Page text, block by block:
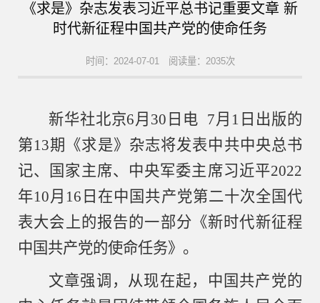
《求是》杂志发表习近平总书记重要文章 新
时代新征程中国共产党的使命任务
时间：2024-07-01 阅读量：2035次
新华社北京6月30日电 7月1日出版的
第13期《求是》杂志将发表中共中央总书
记、国家主席、中央军委主席习近平2022
年10月16日在中国共产党第二十次全国代
表大会上的报告的一部分《新时代新征程
中国共产党的使命任务》。
文章强调，从现在起，中国共产党的